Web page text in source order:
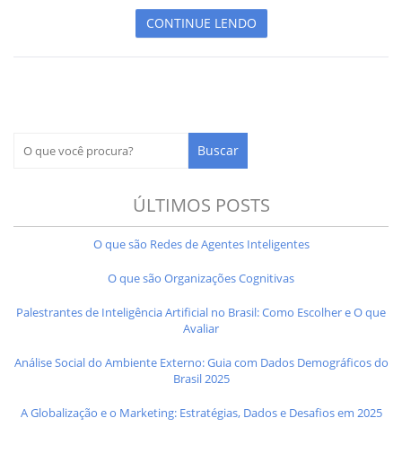
CONTINUE LENDO
ÚLTIMOS POSTS
O que são Redes de Agentes Inteligentes
O que são Organizações Cognitivas
Palestrantes de Inteligência Artificial no Brasil: Como Escolher e O que
Avaliar
Análise Social do Ambiente Externo: Guia com Dados Demográficos do
Brasil 2025
A Globalização e o Marketing: Estratégias, Dados e Desafios em 2025